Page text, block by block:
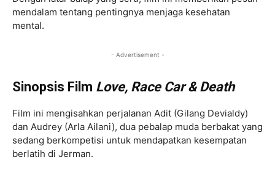
mendalam tentang pentingnya menjaga kesehatan
mental.
- Advertisement -
Sinopsis Film Love, Race Car & Death
Film ini mengisahkan perjalanan Adit (Gilang Devialdy)
dan Audrey (Arla Ailani), dua pebalap muda berbakat yang
sedang berkompetisi untuk mendapatkan kesempatan
berlatih di Jerman.